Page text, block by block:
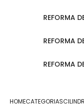
REFORMA
REFORMA
REFORMA
HOMECATEGORIAS